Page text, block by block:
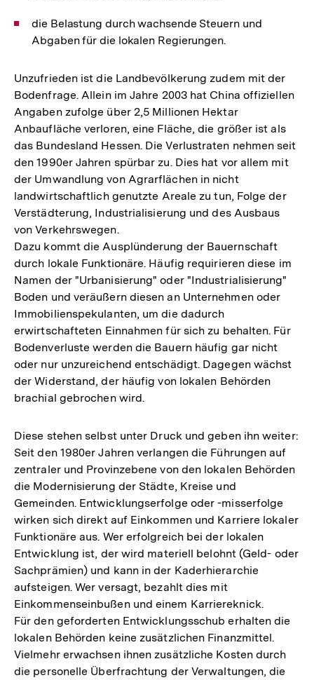
die Belastung durch wachsende Steuern und
Abgaben für die lokalen Regierungen.
Unzufrieden ist die Landbevölkerung zudem mit der
Bodenfrage. Allein im Jahre 2003 hat China offiziellen
Angaben zufolge über 2,5 Millionen Hektar
Anbaufläche verloren, eine Fläche, die größer ist als
das Bundesland Hessen. Die Verlustraten nehmen seit
den 1990er Jahren spürbar zu. Dies hat vor allem mit
der Umwandlung von Agrarflächen in nicht
landwirtschaftlich genutzte Areale zu tun, Folge der
Verstädterung, Industrialisierung und des Ausbaus
von Verkehrswegen.
Dazu kommt die Ausplünderung der Bauernschaft
durch lokale Funktionäre. Häufig requirieren diese im
Namen der "Urbanisierung" oder "Industrialisierung"
Boden und veräußern diesen an Unternehmen oder
Immobilienspekulanten, um die dadurch
erwirtschafteten Einnahmen für sich zu behalten. Für
Bodenverluste werden die Bauern häufig gar nicht
oder nur unzureichend entschädigt. Dagegen wächst
der Widerstand, der häufig von lokalen Behörden
brachial gebrochen wird.
Diese stehen selbst unter Druck und geben ihn weiter:
Seit den 1980er Jahren verlangen die Führungen auf
zentraler und Provinzebene von den lokalen Behörden
die Modernisierung der Städte, Kreise und
Gemeinden. Entwicklungserfolge oder -misserfolge
wirken sich direkt auf Einkommen und Karriere lokaler
Funktionäre aus. Wer erfolgreich bei der lokalen
Entwicklung ist, der wird materiell belohnt (Geld- oder
Sachprämien) und kann in der Kaderhierarchie
aufsteigen. Wer versagt, bezahlt dies mit
Einkommenseinbußen und einem Karriereknick.
Für den geforderten Entwicklungsschub erhalten die
lokalen Behörden keine zusätzlichen Finanzmittel.
Vielmehr erwachsen ihnen zusätzliche Kosten durch
die personelle Überfrachtung der Verwaltungen, die